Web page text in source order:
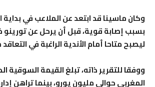
وكان ماسينا قد ابتعد عن الملاعب في بداية
بسبب إصابة قوية، قبل أن يرحل عن تورينو
ليصبح متاحا أمام الأندية الراغبة في
ووفقا للتقرير ذاته، تبلغ القيمة السوقية
المغربي حوالي مليون يورو، بينما تراهن